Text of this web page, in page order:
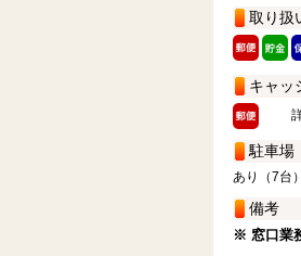
取り扱
キャッ
詳
駐車場
あり（7台）
備考
※ 窓口業